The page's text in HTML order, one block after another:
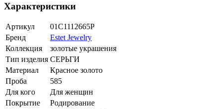
Характеристики
Артикул
01С1112665Р
Бренд
Estet Jewelry
Коллекция
золотые украшения
Тип изделия СЕРЬГИ
Материал
Красное золото
Проба
585
Для кого
Для женщин
Покрытие
Родирование